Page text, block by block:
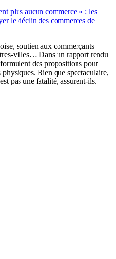
plus aucun commerce » : les
le déclin des commerces de
soutien aux commerçants
villes… Dans un rapport rendu
des propositions pour
Bien que spectaculaire,
pas une fatalité, assurent-ils.